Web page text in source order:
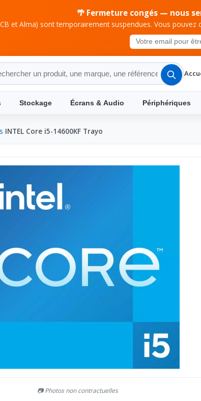
🌴 Fermeture congés — nous
et Alma) sont temporairement suspendues. Vous
Stockage Écrans & Audio Périphériques
INTEL Core i5-14600KF Trayo
📷 Photos non contractuelles